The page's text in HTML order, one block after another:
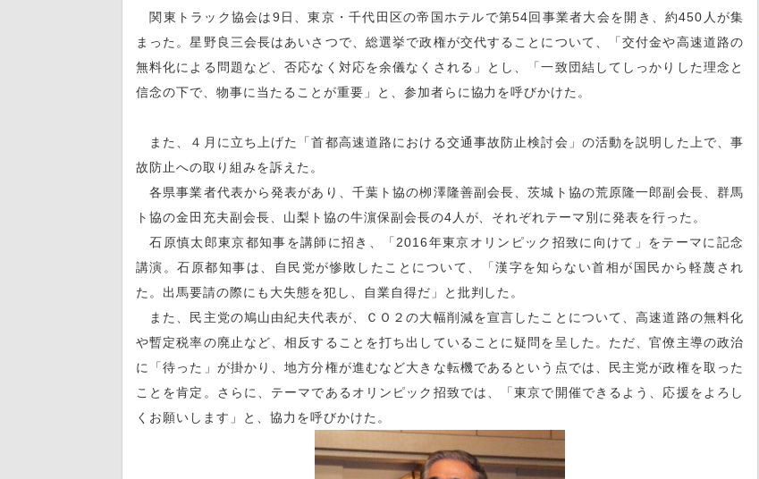
関東トラック協会は9日、東京・千代田区の帝国ホテルで第54回事業者大会を開き、約450人が集
まった。星野良三会長はあいさつで、総選挙で政権が交代することについて、「交付金や高速道路の
無料化による問題など、否応なく対応を余儀なくされる」とし、「一致団結してしっかりした理念と
信念の下で、物事に当たることが重要」と、参加者らに協力を呼びかけた。
また、４月に立ち上げた「首都高速道路における交通事故防止検討会」の活動を説明した上で、事
故防止への取り組みを訴えた。
各県事業者代表から発表があり、千葉ト協の栁澤隆善副会長、茨城ト協の荒原隆一郎副会長、群馬
ト協の金田充夫副会長、山梨ト協の牛濵保副会長の4人が、それぞれテーマ別に発表を行った。
石原慎太郎東京都知事を講師に招き、「2016年東京オリンピック招致に向けて」をテーマに記念
講演。石原都知事は、自民党が惨敗したことについて、「漢字を知らない首相が国民から軽蔑され
た。出馬要請の際にも大失態を犯し、自業自得だ」と批判した。
また、民主党の鳩山由紀夫代表が、ＣＯ２の大幅削減を宣言したことについて、高速道路の無料化
や暫定税率の廃止など、相反することを打ち出していることに疑問を呈した。ただ、官僚主導の政治
に「待った」が掛かり、地方分権が進むなど大きな転機であるという点では、民主党が政権を取った
ことを肯定。さらに、テーマであるオリンピック招致では、「東京で開催できるよう、応援をよろし
くお願いします」と、協力を呼びかけた。